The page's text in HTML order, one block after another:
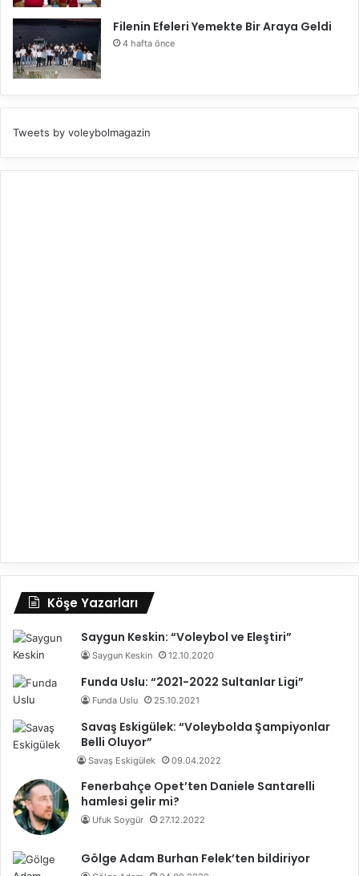
Filenin Efeleri Yemekte Bir Araya Geldi
4 hafta önce
Tweets by voleybolmagazin
Köşe Yazarları
Saygun Keskin: “Voleybol ve Eleştiri”
Saygun Keskin 12.10.2020
Funda Uslu: “2021-2022 Sultanlar Ligi”
Funda Uslu 25.10.2021
Savaş Eskigülek: “Voleybolda Şampiyonlar
Belli Oluyor”
Savaş Eskigülek 09.04.2022
Fenerbahçe Opet’ten Daniele Santarelli
hamlesi gelir mi?
Ufuk Soygür 27.12.2022
Gölge Adam Burhan Felek’ten bildiriyor